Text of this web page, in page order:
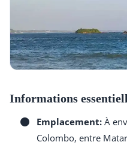
Informations
Emplacement: À
Colombo, entre